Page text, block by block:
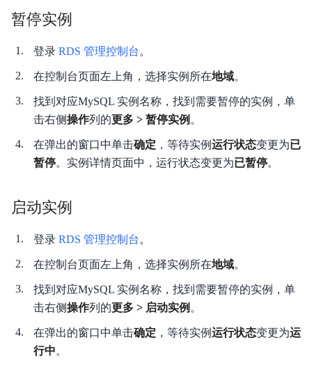
暂停实例
登录 RDS 管理控制台 。
在控制台页面左上角，选择实例所在地域。
找到对应MySQL 实例名称，找到需要暂停的实例，单
击右侧操作列的更多 > 暂停实例 。
在弹出的窗口中单击确定 ，等待实例运行状态变更为已
暂停。实例详情页面中，运行状态变更为已暂停。
启动实例
登录 RDS 管理控制台 。
在控制台页面左上角，选择实例所在地域。
找到对应MySQL 实例名称，找到需要暂停的实例，单
击右侧操作列的更多 > 启动实例 。
在弹出的窗口中单击确定 ，等待实例运行状态变更为运
行中。